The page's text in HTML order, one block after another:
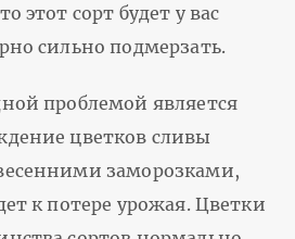
этот сорт будет у вас
сильно подмерзать.
проблемой является
цветков сливы
заморозками,
к потере урожая. Цветки